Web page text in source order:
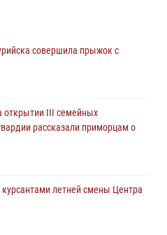
дома сотрудники
храме – Главном
участие в молебне,
III семейных
совершила прыжок с
открытии III семейных
рассказали приморцам о
летней смены Центра